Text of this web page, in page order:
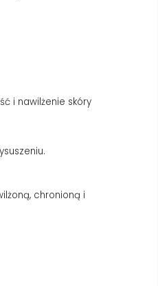
i nawilżenie skóry
chronioną i